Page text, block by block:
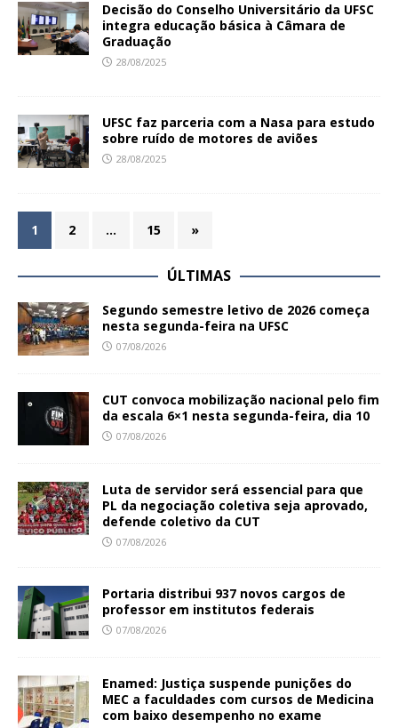
Decisão do Conselho Universitário da UFSC
integra educação básica à Câmara de
Graduação
28/08/2025
UFSC faz parceria com a Nasa para estudo
sobre ruído de motores de aviões
28/08/2025
1 2 … 15 »
ÚLTIMAS
Segundo semestre letivo de 2026 começa
nesta segunda-feira na UFSC
07/08/2026
CUT convoca mobilização nacional pelo fim
da escala 6×1 nesta segunda-feira, dia 10
07/08/2026
Luta de servidor será essencial para que
PL da negociação coletiva seja aprovado,
defende coletivo da CUT
07/08/2026
Portaria distribui 937 novos cargos de
professor em institutos federais
07/08/2026
Enamed: Justiça suspende punições do
MEC a faculdades com cursos de Medicina
com baixo desempenho no exame